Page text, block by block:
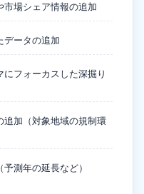
市場シェア情報の追加
データの追加
フォーカスした深掘り
追加（対象地域の規制環
測年の延長など）